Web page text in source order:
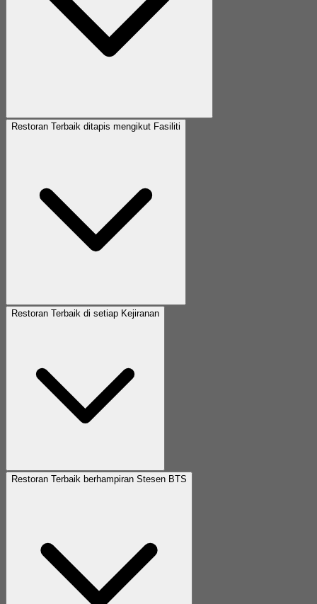
Restoran Terbaik ditapis mengikut Fasiliti
Restoran Terbaik di setiap Kejiranan
Restoran Terbaik berhampiran Stesen BTS